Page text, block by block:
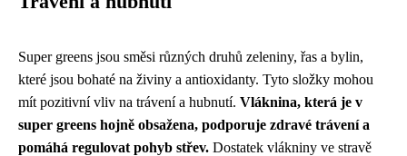
Super greens jsou směsi různých druhů zeleniny, řas a bylin,
které jsou bohaté na živiny a antioxidanty. Tyto složky mohou
mít pozitivní vliv na trávení a hubnutí. Vláknina, která je v
super greens hojně obsažena, podporuje zdravé trávení a
pomáhá regulovat pohyb střev. Dostatek vlákniny ve stravě